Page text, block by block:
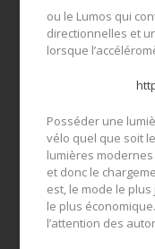
ou le Lumos qui
directionnelles et
lorsque
Posséder une
vélo quel que soit
lumières
et donc le
est, le mode le
le plus
l’attention des